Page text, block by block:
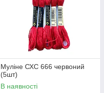
Муліне СХС 666 червоний
(5шт)
В наявності